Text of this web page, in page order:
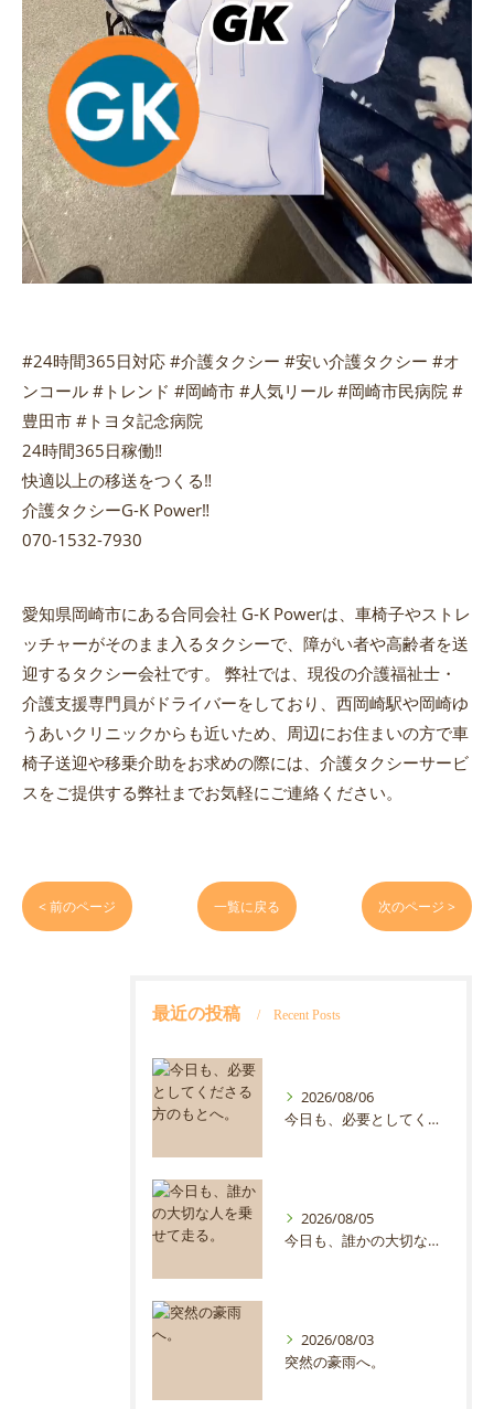
#24時間365日対応 #介護タクシー #安い介護タクシー #オ
ンコール #トレンド #岡崎市 #人気リール #岡崎市民病院 #
豊田市 #トヨタ記念病院
24時間365日稼働‼️
快適以上の移送をつくる‼️
介護タクシーG-K Power‼️
070-1532-7930
愛知県岡崎市にある合同会社 G-K Powerは、車椅子やストレ
ッチャーがそのまま入るタクシーで、障がい者や高齢者を送
迎するタクシー会社です。 弊社では、現役の介護福祉士・
介護支援専門員がドライバーをしており、西岡崎駅や岡崎ゆ
うあいクリニックからも近いため、周辺にお住まいの方で車
椅子送迎や移乗介助をお求めの際には、介護タクシーサービ
スをご提供する弊社までお気軽にご連絡ください。
< 前のページ 一覧に戻る 次のページ >
最近の投稿 Recent Posts
2026/08/06
今日も、必要としてくださる方のもとへ。
2026/08/05
今日も、誰かの大切な人を乗せて走る。
2026/08/03
突然の豪雨へ。